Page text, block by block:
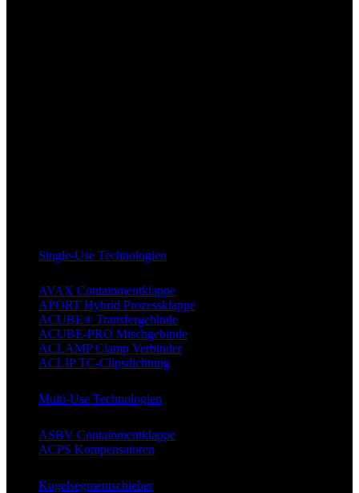
Single-Use Technologien
AVAX Containmentklappe
APORT Hybrid Prozessklappe
ACUBE® Transfergebinde
ACUBE-PRO Mischgebinde
ACLAMP Clamp Verbinder
ACLIP TC-Clipsdichtung
Multi-Use Technologien
ASBV Containmentklappe
ACPS Kompensatoren
Kugelsegmentschieber